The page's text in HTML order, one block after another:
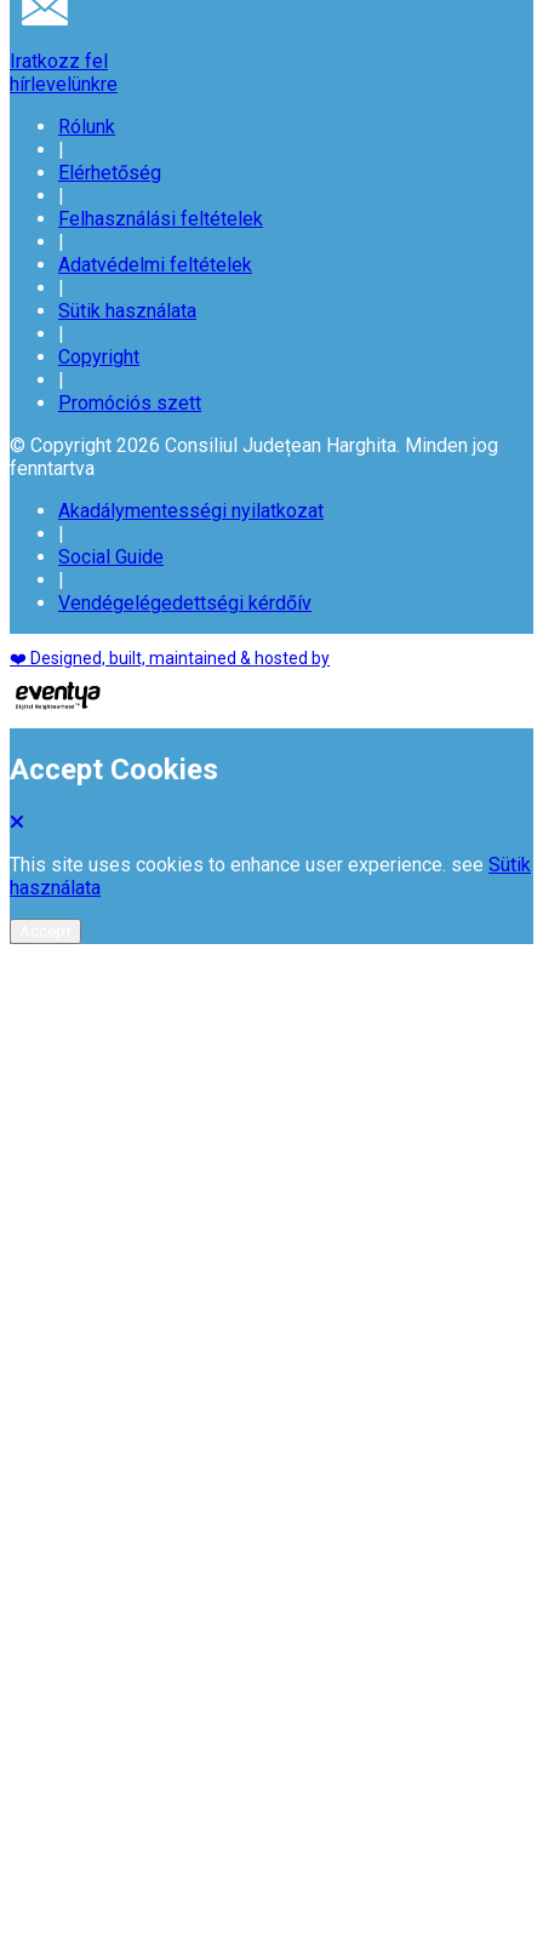
Iratkozz fel
hírlevelünkre
Rólunk
Elérhetőség
Felhasználási feltételek
Adatvédelmi feltételek
Sütik használata
Copyright
Promóciós szett
© Copyright 2026 Consiliul Județean Harghita. Minden jog
fenntartva
Akadálymentességi nyilatkozat
Social Guide
Vendégelégedettségi kérdőív
❤️ Designed, built, maintained & hosted by
Accept Cookies
This site uses cookies to enhance user experience. see Sütik
használata